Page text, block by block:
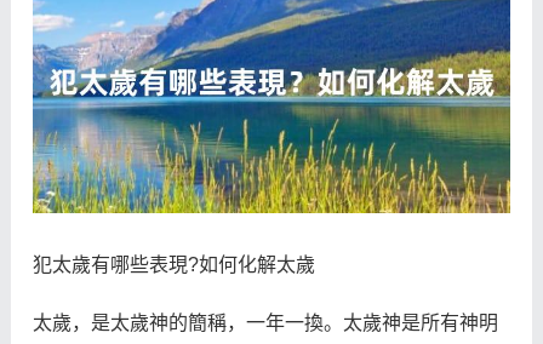
白羊座 水瓶座 摩羯座 射手座
算命
八字命理 八字合婚 運勢測算
犯太歲有哪些表現?如何化解太歲
太歲，是太歲神的簡稱，一年一換。太歲神是所有神明